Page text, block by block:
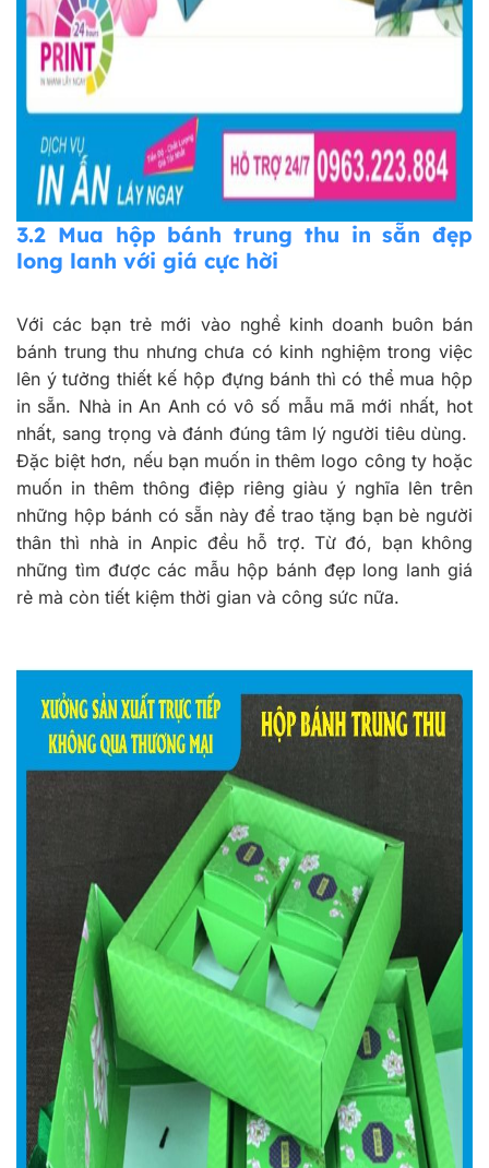
3.2 Mua hộp bánh trung thu in sẵn đẹp
long lanh với giá cực hời
Với các bạn trẻ mới vào nghề kinh doanh buôn bán
bánh trung thu nhưng chưa có kinh nghiệm trong việc
lên ý tưởng thiết kế hộp đựng bánh thì có thể mua hộp
in sẵn. Nhà in An Anh có vô số mẫu mã mới nhất, hot
nhất, sang trọng và đánh đúng tâm lý người tiêu dùng.
Đặc biệt hơn, nếu bạn muốn in thêm logo công ty hoặc
muốn in thêm thông điệp riêng giàu ý nghĩa lên trên
những hộp bánh có sẵn này để trao tặng bạn bè người
thân thì nhà in Anpic đều hỗ trợ. Từ đó, bạn không
những tìm được các mẫu hộp bánh đẹp long lanh giá
rẻ mà còn tiết kiệm thời gian và công sức nữa.